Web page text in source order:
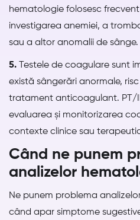
hematologie folosesc
investigarea anemiei, a
sau a altor anomalii de sânge.
5. Testele de coagulare sunt
există sângerări anormale,
tratament anticoagulant. PT/
evaluarea și monitorizarea
contexte clinice sau
Când ne punem
analizelor
Ne punem problema
când apar simptome